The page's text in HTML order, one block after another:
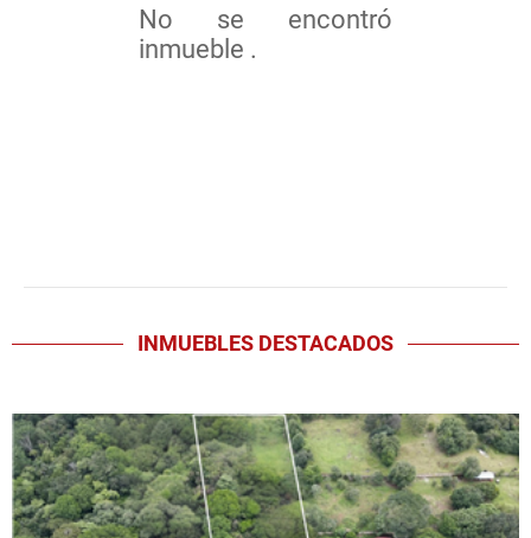
No se encontró
inmueble .
INMUEBLES DESTACADOS